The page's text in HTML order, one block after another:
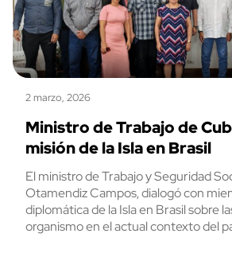
2 marzo, 2026
Ministro de Trabajo de
misión de la Isla en Brasil
El ministro de Trabajo y Seguridad
Otamendiz Campos, dialogó con
diplomática de la Isla en Brasil sobre
organismo en el actual contexto del